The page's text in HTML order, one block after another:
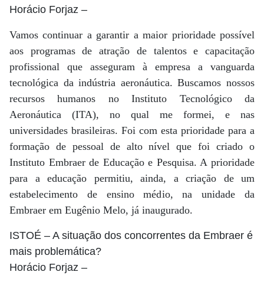
Horácio Forjaz –
Vamos continuar a garantir a maior prioridade possível
aos programas de atração de talentos e capacitação
profissional que asseguram à empresa a vanguarda
tecnológica da indústria aeronáutica. Buscamos nossos
recursos humanos no Instituto Tecnológico da
Aeronáutica (ITA), no qual me formei, e nas
universidades brasileiras. Foi com esta prioridade para a
formação de pessoal de alto nível que foi criado o
Instituto Embraer de Educação e Pesquisa. A prioridade
para a educação permitiu, ainda, a criação de um
estabelecimento de ensino médio, na unidade da
Embraer em Eugênio Melo, já inaugurado.
ISTOÉ – A situação dos concorrentes da Embraer é
mais problemática?
Horácio Forjaz –